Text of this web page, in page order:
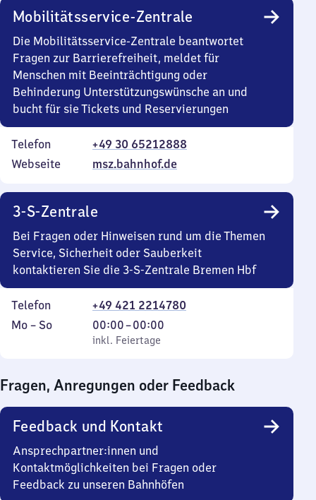
Mobilitätsservice-Zentrale
Die Mobilitätsservice-Zentrale beantwortet
Fragen zur Barrierefreiheit, meldet für
Menschen mit Beeinträchtigung oder
Behinderung Unterstützungswünsche an und
bucht für sie Tickets und Reservierungen
Telefon
+49 30 65212888
Webseite
msz.bahnhof.de
3-S-Zentrale
Bei Fragen oder Hinweisen rund um die Themen
Service, Sicherheit oder Sauberkeit
kontaktieren Sie die 3-S-Zentrale Bremen Hbf
Telefon
+49 421 2214780
Montag
Mo – So,
inkl. Feiertage
00:00–00:00
Von
0
0
Uhr
inkl. Feiertage
Fragen, Anregungen oder Feedback
Feedback und Kontakt
Ansprechpartner:innen und
Kontaktmöglichkeiten bei Fragen oder
Feedback zu unseren Bahnhöfen